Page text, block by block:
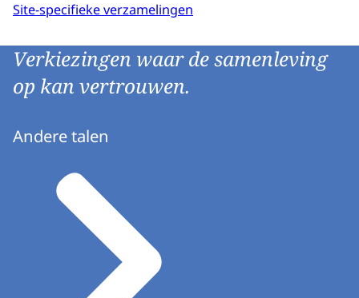
Site-specifieke verzamelingen
Verkiezingen waar de samenleving
op kan vertrouwen.
Andere talen